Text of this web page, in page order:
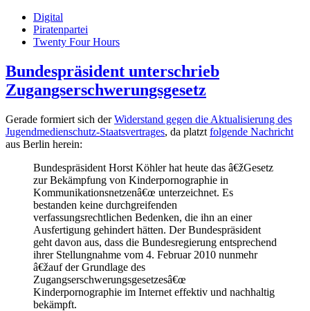
Digital
Piratenpartei
Twenty Four Hours
Bundespräsident unterschrieb
Zugangserschwerungsgesetz
Gerade formiert sich derWiderstand gegen die Aktualisierung des
Jugendmedienschutz-Staatsvertrages, da platzt folgende Nachricht
aus Berlin herein:
Bundespräsident Horst Köhler hat heute das â€žGesetz
zur Bekämpfung von Kinderpornographie in
Kommunikationsnetzenâ€œ unterzeichnet. Es
bestanden keine durchgreifenden
verfassungsrechtlichen Bedenken, die ihn an einer
Ausfertigung gehindert hätten. Der Bundespräsident
geht davon aus, dass die Bundesregierung entsprechend
ihrer Stellungnahme vom 4. Februar 2010 nunmehr
â€žauf der Grundlage des
Zugangserschwerungsgesetzesâ€œ
Kinderpornographie im Internet effektiv und nachhaltig
bekämpft.